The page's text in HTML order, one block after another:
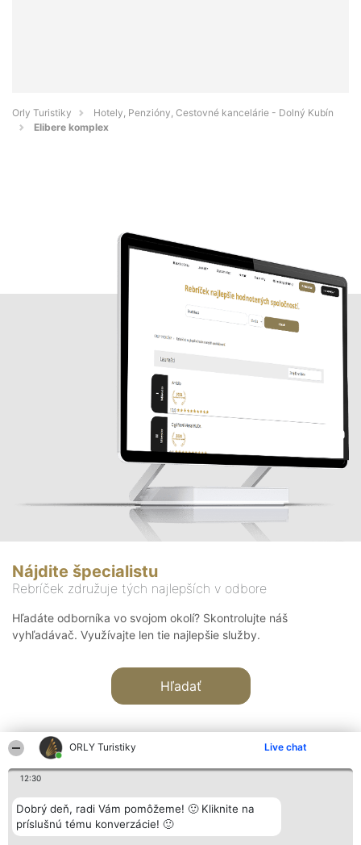
ORLY Turistiky Live chat
12:30
Dobrý deň, radi Vám pomôžeme! 🙂 Kliknite na
príslušnú tému konverzácie! 🙂
Orly Turistiky
Hotely, Penzióny, Cestovné kancelárie - Dolný Kubín
Elibere komplex
Nájdite špecialistu
Rebríček združuje tých najlepších v odbore
Hľadáte odborníka vo svojom okolí? Skontrolujte náš
vyhľadávač. Využívajte len tie najlepšie služby.
Hľadať
Organizátor hodnotenia
Bright Side Solutions sp. z o.
o. sp. k.
Hodnotenie
Laureáti
Lista
Kontakt
Kontakt